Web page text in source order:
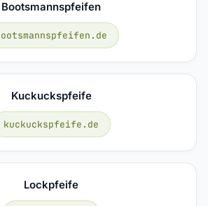
Bootsmannspfeifen
Kuckuckspfeife
kuckuckspfeife.de
Lockpfeife